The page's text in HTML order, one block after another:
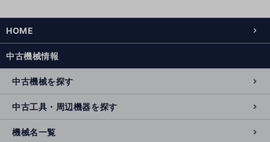
絞り込む クリア
HOME
中古機械情報
中古機械を探す
中古工具・周辺機器を探す
機械名一覧